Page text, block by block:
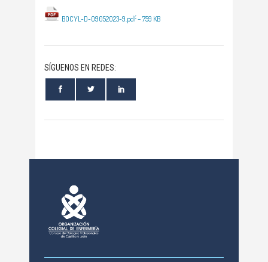
BOCYL-D-09052023-9.pdf – 759 KB
SÍGUENOS EN REDES: